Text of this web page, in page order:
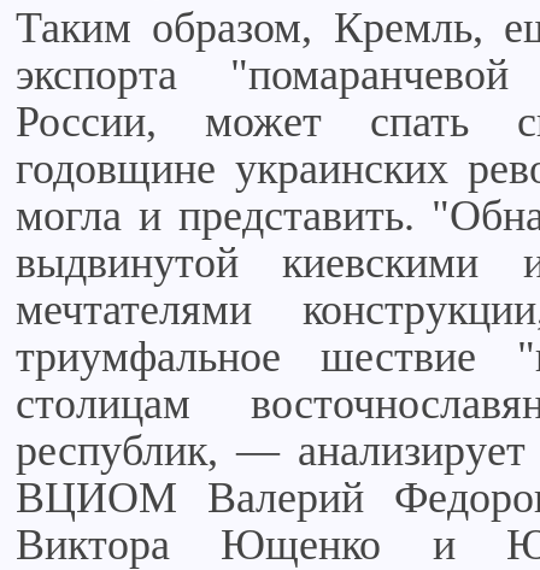
Таким образом, Кремль,
экспорта
России, может спать
годовщине украинских
могла и представить.
выдвинутой киевскими
мечтателями
триумфальное шествие
столицам
республик, —
ВЦИОМ Валерий
Виктора Ющенко и